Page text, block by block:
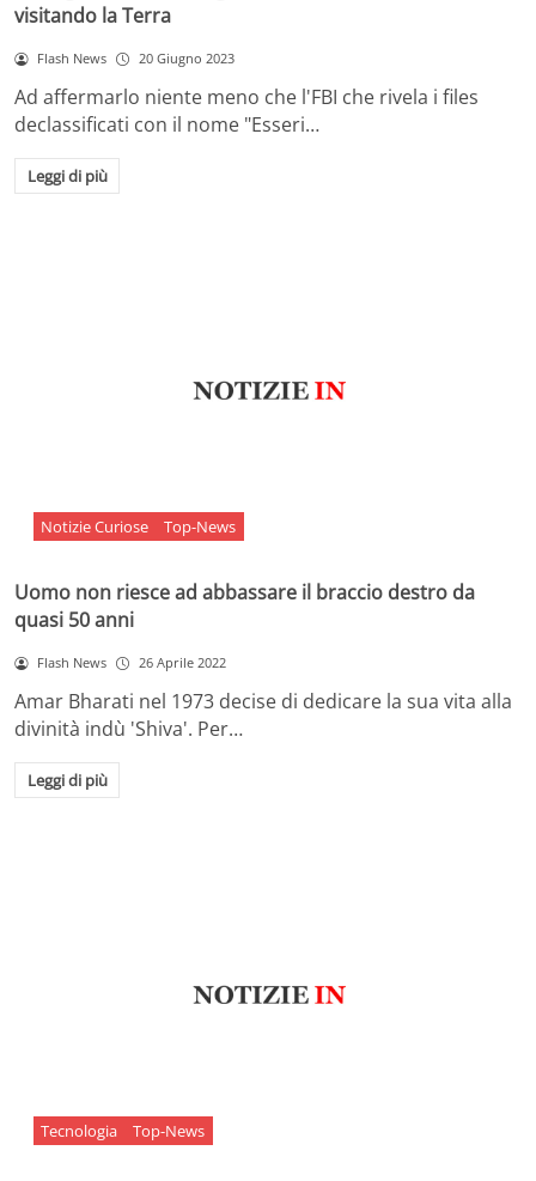
visitando la Terra
Flash News 20 Giugno 2023
Ad affermarlo niente meno che l'FBI che rivela i files
declassificati con il nome "Esseri…
Leggi di più
Notizie Curiose Top-News
Uomo non riesce ad abbassare il braccio destro da
quasi 50 anni
Flash News 26 Aprile 2022
Amar Bharati nel 1973 decise di dedicare la sua vita alla
divinità indù 'Shiva'. Per…
Leggi di più
Tecnologia Top-News